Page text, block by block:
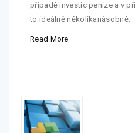
případě investic peníze a v
to ideálně několikanásobně.
Read More